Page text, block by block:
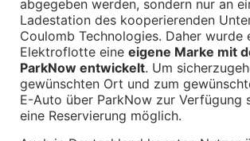
Exterieur
Interieur
Kommunikation & Information
Winterkompletträder
Sommerkompletträder
Räderzubehör
Felgen
Reifen
abgegeben werden, sondern nur an
Ladestation des kooperierenden
Coulomb Technologies. Daher wurde
Elektroflotte eine eigene Marke mit
ParkNow entwickelt. Um
gewünschten Ort und zum
E-Auto über ParkNow zur Verfügung
eine Reservierung möglich.